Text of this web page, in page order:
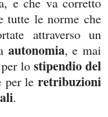
tutte le norme che
attraverso un
autonomia, e mai
lo stipendio del
per le retribuzioni
.